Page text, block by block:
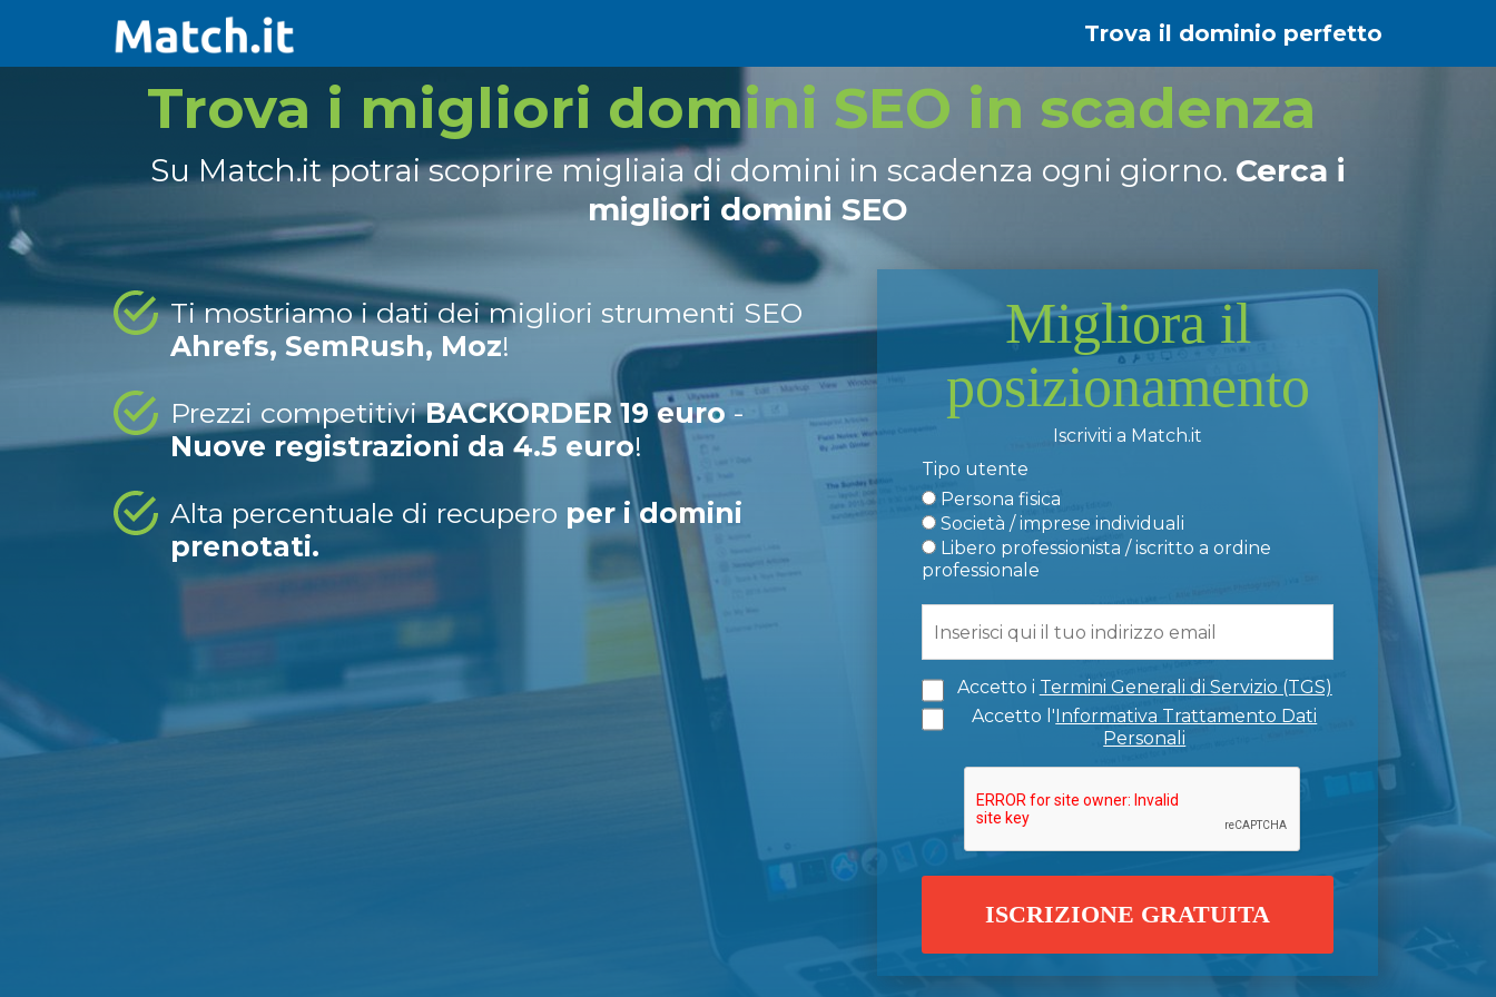
Trova il dominio perfetto
Trova i migliori domini SEO in scadenza
Su Match.it potrai scoprire migliaia di domini in scadenza ogni giorno. Cerca i
migliori domini SEO
Ti mostriamo i dati dei migliori strumenti SEO
Ahrefs, SemRush, Moz!
Prezzi competitiviBACKORDER 19 euro -
Nuove registrazioni da 4.5 euro!
Alta percentuale di recupero per i domini
prenotati.
Migliora il
posizionamento
Iscriviti a Match.it
Tipo utente
Persona fisica
Società / imprese individuali
Libero professionista / iscritto a ordine
professionale
Accetto i Termini Generali di Servizio (TGS)
Accetto l'Informativa Trattamento Dati
Personali